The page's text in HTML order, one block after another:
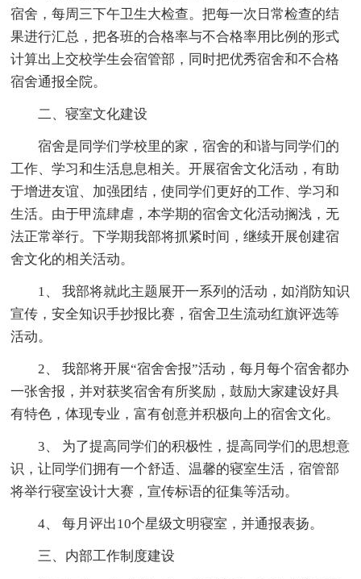
宿舍，每周三下午卫生大检查。把每一次日常检查的结
果进行汇总，把各班的合格率与不合格率用比例的形式
计算出上交校学生会宿管部，同时把优秀宿舍和不合格
宿舍通报全院。
二、寝室文化建设
宿舍是同学们学校里的家，宿舍的和谐与同学们的
工作、学习和生活息息相关。开展宿舍文化活动，有助
于增进友谊、加强团结，使同学们更好的工作、学习和
生活。由于甲流肆虐，本学期的宿舍文化活动搁浅，无
法正常举行。下学期我部将抓紧时间，继续开展创建宿
舍文化的相关活动。
1、 我部将就此主题展开一系列的活动，如消防知识
宣传，安全知识手抄报比赛，宿舍卫生流动红旗评选等
活动。
2、 我部将开展“宿舍舍报”活动，每月每个宿舍都办
一张舍报，并对获奖宿舍有所奖励，鼓励大家建设好具
有特色，体现专业，富有创意并积极向上的宿舍文化。
3、 为了提高同学们的积极性，提高同学们的思想意
识，让同学们拥有一个舒适、温馨的寝室生活，宿管部
将举行寝室设计大赛，宣传标语的征集等活动。
4、 每月评出10个星级文明寝室，并通报表扬。
三、内部工作制度建设